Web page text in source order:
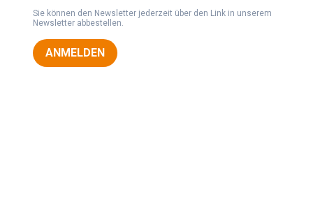
Sie können den Newsletter jederzeit über den Link in unserem
Newsletter abbestellen.
ANMELDEN